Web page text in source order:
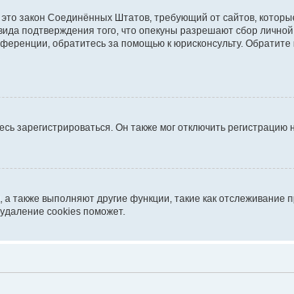
закон Соединённых Штатов, требующий от сайтов,
подтверждения того, что опекуны разрешают сбор
обратитесь за помощью к юрисконсульту.
Он также мог отключить
выполняют другие функции, такие как отслеживание
cookies поможет.